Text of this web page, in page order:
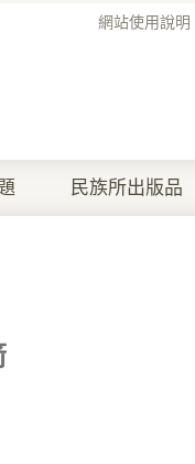
網站使用說明
民族所出版品